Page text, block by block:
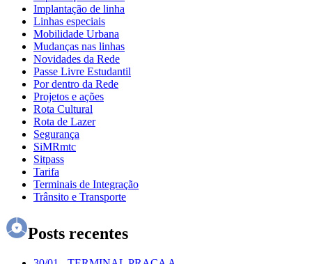
Implantação de linha
Linhas especiais
Mobilidade Urbana
Mudanças nas linhas
Novidades da Rede
Passe Livre Estudantil
Por dentro da Rede
Projetos e ações
Rota Cultural
Rota de Lazer
Segurança
SiMRmtc
Sitpass
Tarifa
Terminais de Integração
Trânsito e Transporte
Posts recentes